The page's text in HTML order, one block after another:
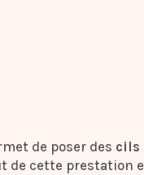
de poser des cils
de cette prestation